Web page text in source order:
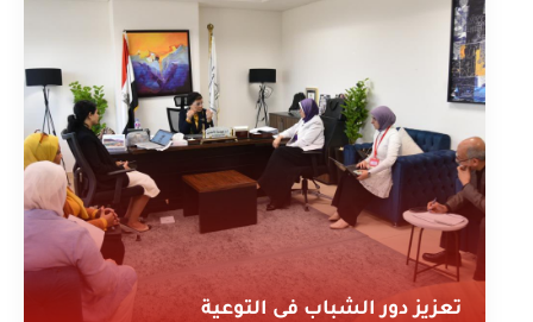
تعزيز دور الشباب فى التوعية